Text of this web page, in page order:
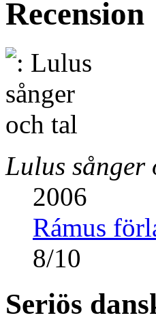
Recension
Lulus sånger
2006
Rámus
8/10
Seriös